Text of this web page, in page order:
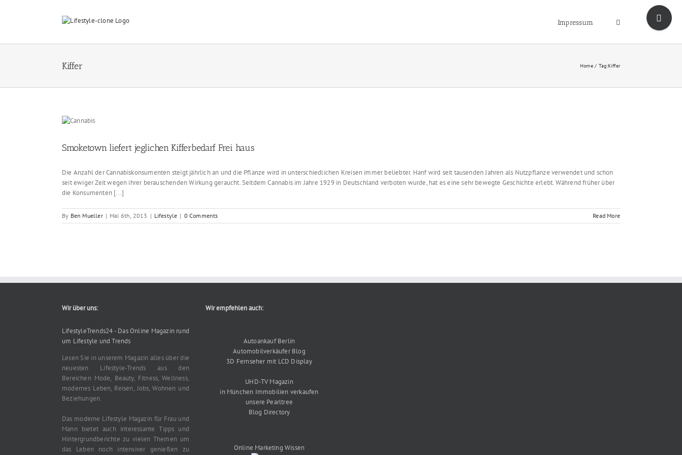
Impressum
Kiffer Home Tag:Kiffer
Smoketown liefert jeglichen Kifferbedarf Frei haus
Die Anzahl der Cannabiskonsumenten steigt jährlich an und die Pflanze wird in unterschiedlichen Kreisen immer beliebter. Hanf wird seit tausenden Jahren als Nutzpflanze verwendet und schon
seit ewiger Zeit wegen ihrer berauschenden Wirkung geraucht. Seitdem Cannabis im Jahre 1929 in Deutschland verboten wurde, hat es eine sehr bewegte Geschichte erlebt. Während früher über
die Konsumenten [...]
By Ben Mueller | Mai 6th, 2013 | Lifestyle | 0 Comments Read More
Wir über uns:
LifestyleTrends24 - Das Online Magazin rund
um Lifestyle und Trends
Lesen Sie in unserem Magazin alles über die
neuesten Lifestyle-Trends aus den
Bereichen Mode, Beauty, Fitness, Wellness,
modernes Leben, Reisen, Jobs, Wohnen und
Beziehungen.
Das moderne Lifestyle Magazin für Frau und
Mann bietet auch interessante Tipps und
Hintergrundberichte zu vielen Themen um
das Leben noch intensiver genießen zu
Wir empfehlen auch:
Autoankauf Berlin
Automobilverkäufer Blog
3D Fernseher mit LCD Display
UHD-TV Magazin
in München Immobilien verkaufen
unsere Pearltree
Blog Directory
Online Marketing Wissen
Toggle
Sliding
Bar